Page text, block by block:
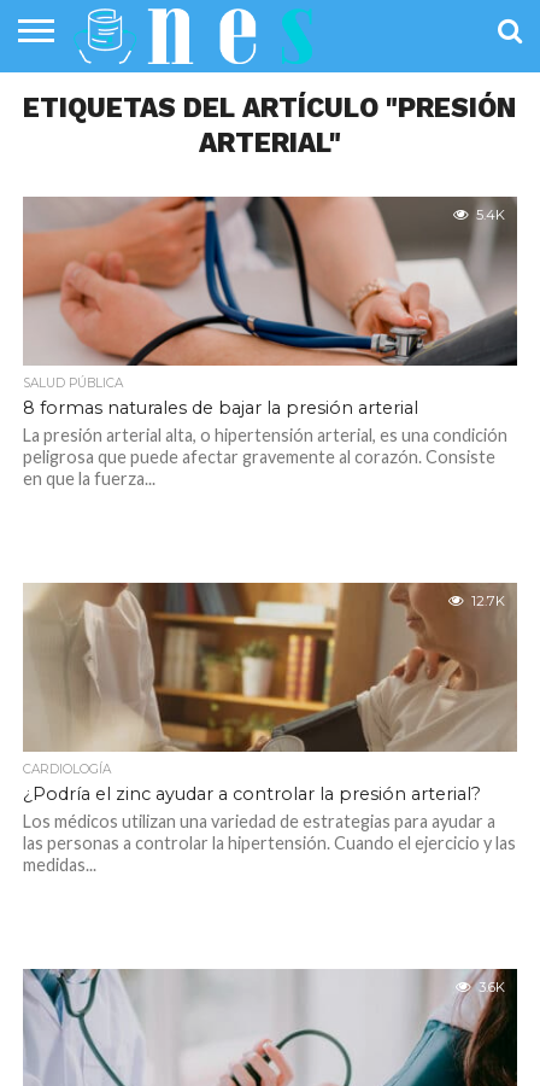
PÚBLICA
SANIDAD
INVESTIGACIÓN
ENTREVISTAS
PROFESIONALES
DE LA SALUD
INFOGRAFÍAS
DE SALUD
OPINIÓN
ETIQUETAS DEL ARTÍCULO "PRESIÓN
ARTERIAL"
5.4K
SALUD PÚBLICA
8 formas naturales de bajar la presión arterial
La presión arterial alta, o hipertensión arterial, es una condición
peligrosa que puede afectar gravemente al corazón. Consiste
en que la fuerza...
12.7K
CARDIOLOGÍA
¿Podría el zinc ayudar a controlar la presión arterial?
Los médicos utilizan una variedad de estrategias para ayudar a
las personas a controlar la hipertensión. Cuando el ejercicio y las
medidas...
3.6K